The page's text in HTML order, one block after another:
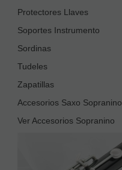
Protectores Llaves
Soportes Instrumento
Sordinas
Tudeles
Zapatillas
Accesorios Saxo Sopranino
Ver Accesorios Sopranino